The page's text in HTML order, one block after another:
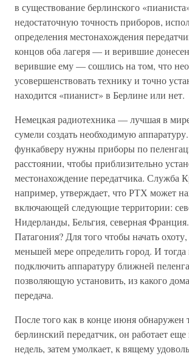
в существование берлинского
недостаточную точность приборов,
определения местонахождения
концов оба лагеря — и верившие
верившие ему — сошлись на том, что
усовершенствовать технику и точно
находится «пианист» в Берлине или нет.
Немецкая радиотехника — лучшая в
сумели создать необходимую
функабверу нужны приборы по
расстоянии, чтобы приблизительно
местонахождение передатчика. Служба
например, утверждает, что РТХ может
включающей следующие территории:
Нидерланды, Бельгия, северная
Патагония? Для того чтобы начать
меньшей мере определить город. И
подключить аппаратуру ближней
позволяющую установить, из какого
передача.
После того как в конце июня обнаружен
берлинский передатчик, он работает еще
недель, затем умолкает, к вящему